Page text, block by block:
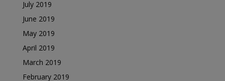
July 2019
June 2019
May 2019
April 2019
March 2019
February 2019